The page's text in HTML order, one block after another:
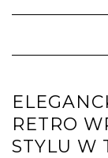
RETRO
STYLU W